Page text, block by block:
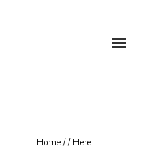
Home / / Here